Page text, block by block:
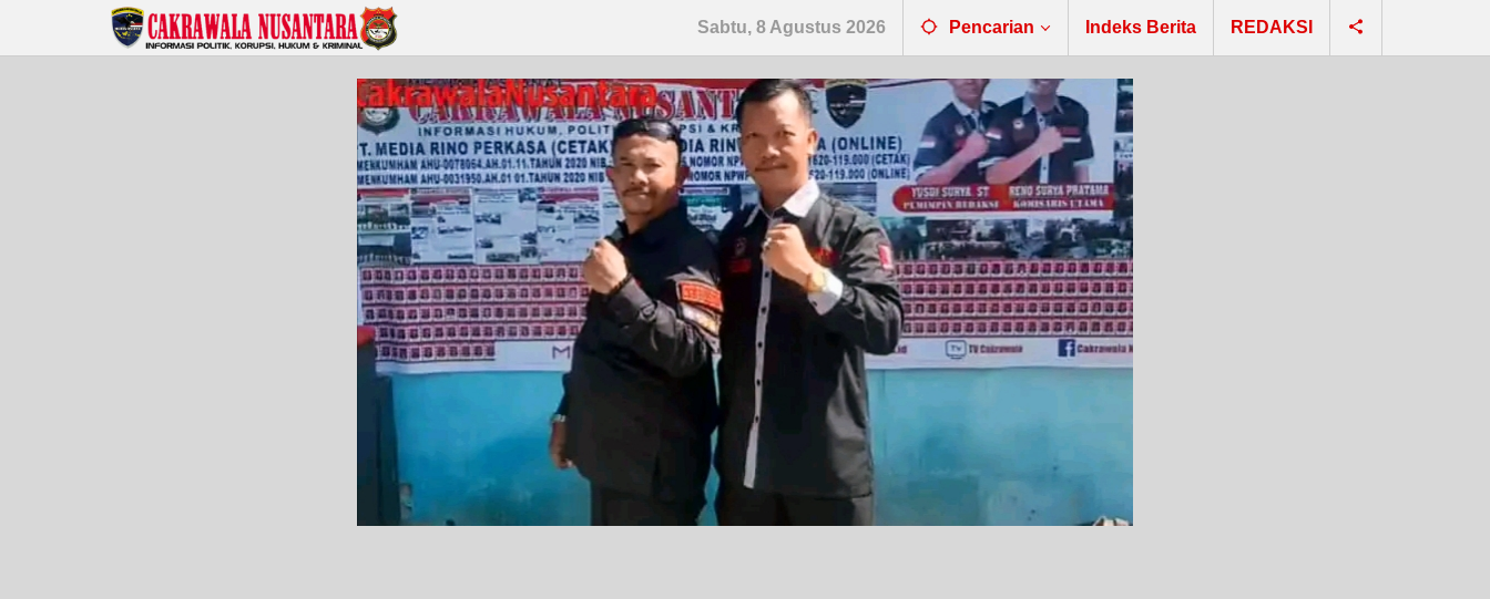
Sabtu, 8 Agustus 2026 Pencarian Indeks Berita REDAKSI